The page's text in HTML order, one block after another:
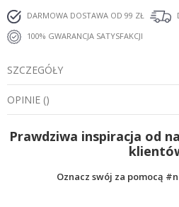
DARMOWA DOSTAWA OD 99 ZŁ
100% GWARANCJA SATYSFAKCJI
SZCZEGÓŁY
OPINIE ()
Prawdziwa inspiracja od
Oznacz swój za pomocą